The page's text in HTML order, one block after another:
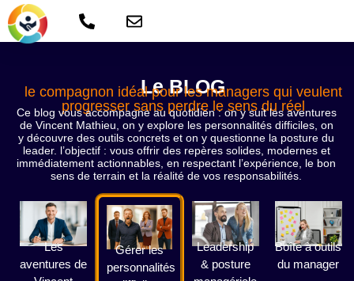
Le BLOG
le compagnon idéal pour les managers qui veulent
progresser sans perdre le sens du réel
Ce blog vous accompagne au quotidien : on y suit les aventures
de Vincent Mathieu, on y explore les personnalités difficiles, on
y découvre des outils concrets et on y questionne la posture du
leader. l’objectif : vous offrir des repères solides, modernes et
immédiatement actionnables, en respectant l’expérience, le bon
sens de terrain et la réalité de vos responsabilités.
Les
aventures de
Gérer les
personnalités
Leadership
& posture
Boîte à outils
du manager